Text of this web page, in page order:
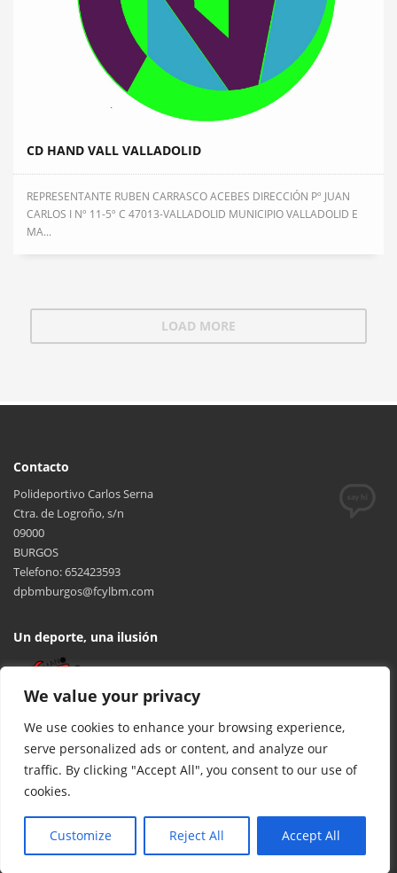
We value your privacy
We use cookies to enhance your browsing experience,
serve personalized ads or content, and analyze our
traffic. By clicking "Accept All", you consent to our use of
cookies.
Customize Reject All Accept All
CD HAND VALL VALLADOLID
REPRESENTANTE RUBEN CARRASCO ACEBES DIRECCIÓN Pº JUAN
CARLOS I Nº 11-5º C 47013-VALLADOLID MUNICIPIO VALLADOLID E
MA...
LOAD MORE
Contacto
Polideportivo Carlos Serna
Ctra. de Logroño, s/n
09000
BURGOS
Telefono: 652423593
dpbmburgos@fcylbm.com
Un deporte, una ilusión
León. Todos los derechos reservados. Desarrollado por
TOOOLS